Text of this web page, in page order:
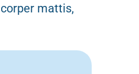
mattis,